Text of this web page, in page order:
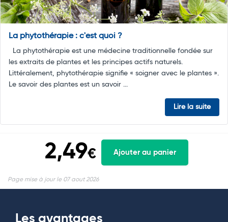
La phytothérapie : c'est quoi ?
La phytothérapie est une médecine traditionnelle fondée sur
les extraits de plantes et les principes actifs naturels.
Littéralement, phytothérapie signifie « soigner avec le plantes ».
Le savoir des plantes est un savoir ...
Lire la suite
2,49€ Ajouter au panier
Page mise à jour le 07 aout 2026
Les avantages